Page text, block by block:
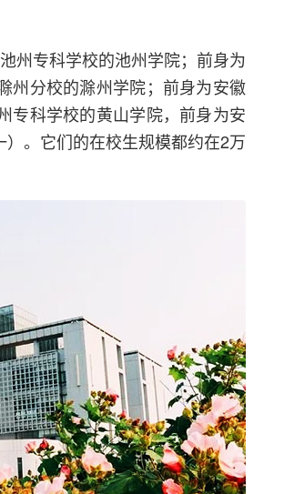
州专科学校的池州学院；前身为
州分校的滁州学院；前身为安徽
专科学校的黄山学院，前身为安
。它们的在校生规模都约在2万